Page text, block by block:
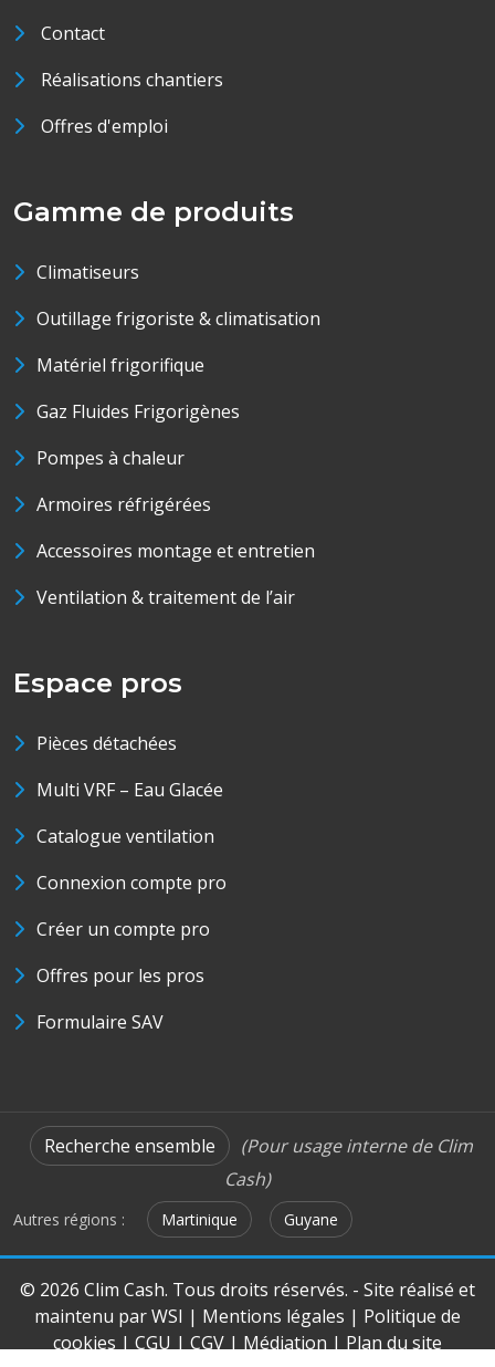
Contact
Réalisations chantiers
Offres d'emploi
Gamme de produits
Climatiseurs
Outillage frigoriste & climatisation
Matériel frigorifique
Gaz Fluides Frigorigènes
Pompes à chaleur
Armoires réfrigérées
Accessoires montage et entretien
Ventilation & traitement de l’air
Espace pros
Pièces détachées
Multi VRF – Eau Glacée
Catalogue ventilation
Connexion compte pro
Créer un compte pro
Offres pour les pros
Formulaire SAV
Recherche ensemble
(Pour usage interne de Clim
Cash)
Autres régions : Martinique Guyane
© 2026 Clim Cash. Tous droits réservés. - Site réalisé et
maintenu parWSI | Mentions légales | Politique de
cookies | CGU | CGV | Médiation | Plan du site